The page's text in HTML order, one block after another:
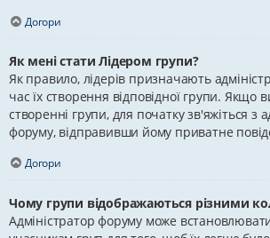
Догори
Як мені стати Лідером групи?
Як правило, лідерів призначають
час їх створення відповідної групи. Якщо
створенні групи, для початку зв'яжіться з
форуму, відправивши йому приватне
Догори
Чому групи відображаються різними
Адміністратор форуму може